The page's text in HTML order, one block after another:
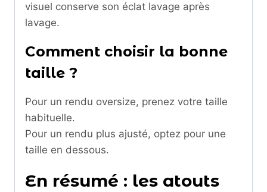
visuel conserve son éclat lavage après
lavage.
Comment choisir la bonne
taille ?
Pour un rendu oversize, prenez votre taille
habituelle.
Pour un rendu plus ajusté, optez pour une
taille en dessous.
En résumé : les atouts